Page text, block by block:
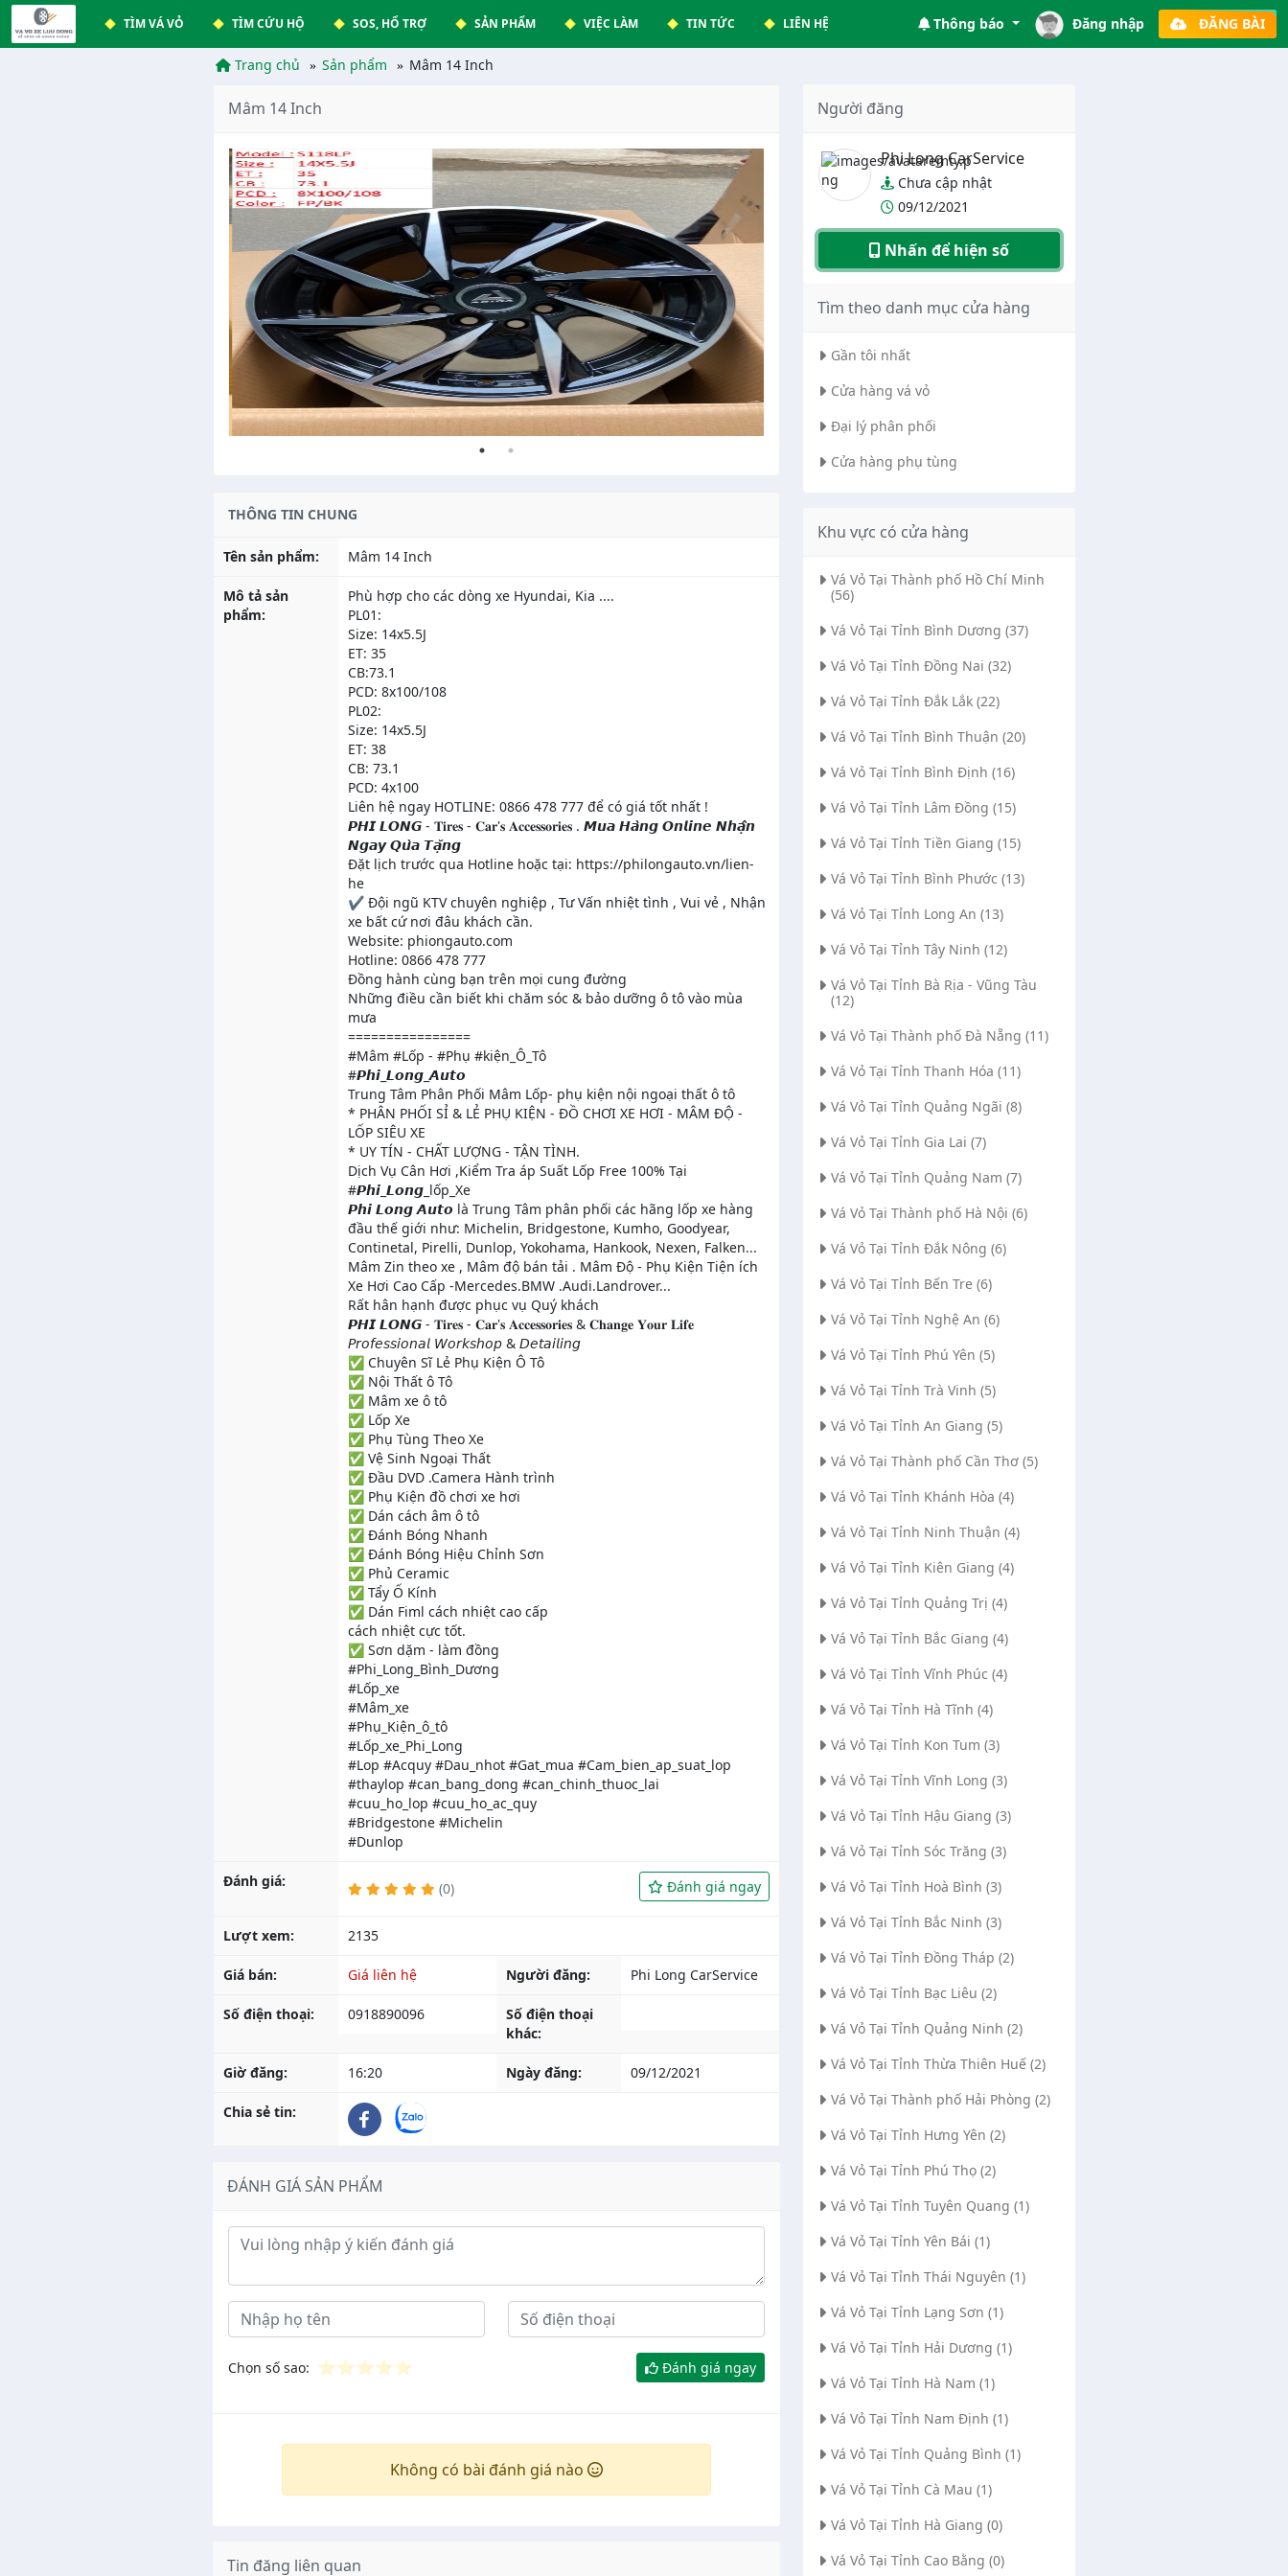
TÌM VÁ VỎ TÌM CỨU HỘ SOS, HỔ TRỢ SẢN PHẨM VIỆC LÀM TIN TỨC LIÊN HỆ Thông báo Đăng nhập ĐĂNG BÀI
Trang chủ Sản phẩm Mâm 14 Inch
Mâm 14 Inch
THÔNG TIN CHUNG
Tên sản phẩm: Mâm 14 Inch
Mô tả sản
phẩm:
Phù hợp cho các dòng xe Hyundai, Kia ....
PL01:
Size: 14x5.5J
ET: 35
CB:73.1
PCD: 8x100/108
PL02:
Size: 14x5.5J
ET: 38
CB: 73.1
PCD: 4x100
Liên hệ ngay HOTLINE: 0866 478 777 để có giá tốt nhất !
𝙋𝙃𝙄 𝙇𝙊𝙉𝙂 - 𝐓𝐢𝐫𝐞𝐬 - 𝐂𝐚𝐫'𝐬 𝐀𝐜𝐜𝐞𝐬𝐬𝐨𝐫𝐢𝐞𝐬 . 𝙈𝙪𝙖 𝙃𝙖̀𝙣𝙜 𝙊𝙣𝙡𝙞𝙣𝙚 𝙉𝙝𝙖̣̂𝙣
𝙉𝙜𝙖𝙮 𝙌𝙪̀𝙖 𝙏𝙖̣̆𝙣𝙜
Đặt lịch trước qua Hotline hoặc tại: https://philongauto.vn/lien-
he
✔️ Đội ngũ KTV chuyên nghiệp , Tư Vấn nhiệt tình , Vui vẻ , Nhận
xe bất cứ nơi đâu khách cần.
Website: phiongauto.com
Hotline: 0866 478 777
Đồng hành cùng bạn trên mọi cung đường
Những điều cần biết khi chăm sóc & bảo dưỡng ô tô vào mùa
mưa
================
#Mâm #Lốp - #Phụ #kiện_Ô_Tô
#𝙋𝙝𝙞_𝙇𝙤𝙣𝙜_𝘼𝙪𝙩𝙤
Trung Tâm Phân Phối Mâm Lốp- phụ kiện nội ngoại thất ô tô
* PHÂN PHỐI SỈ & LẺ PHỤ KIỆN - ĐỒ CHƠI XE HƠI - MÂM ĐỘ -
LỐP SIÊU XE
* UY TÍN - CHẤT LƯỢNG - TẬN TÌNH.
Dịch Vụ Cân Hơi ,Kiểm Tra áp Suất Lốp Free 100% Tại
#𝙋𝙝𝙞_𝙇𝙤𝙣𝙜_lốp_Xe
𝙋𝙝𝙞 𝙇𝙤𝙣𝙜 𝘼𝙪𝙩𝙤 là Trung Tâm phân phối các hãng lốp xe hàng
đầu thế giới như: Michelin, Bridgestone, Kumho, Goodyear,
Continetal, Pirelli, Dunlop, Yokohama, Hankook, Nexen, Falken...
Mâm Zin theo xe , Mâm độ bán tải . Mâm Độ - Phụ Kiện Tiện ích
Xe Hơi Cao Cấp -Mercedes.BMW .Audi.Landrover...
Rất hân hạnh được phục vụ Quý khách
𝙋𝙃𝙄 𝙇𝙊𝙉𝙂 - 𝐓𝐢𝐫𝐞𝐬 - 𝐂𝐚𝐫'𝐬 𝐀𝐜𝐜𝐞𝐬𝐬𝐨𝐫𝐢𝐞𝐬 & 𝐂𝐡𝐚𝐧𝐠𝐞 𝐘𝐨𝐮𝐫 𝐋𝐢𝐟𝐞
𝘗𝘳𝘰𝘧𝘦𝘴𝘴𝘪𝘰𝘯𝘢𝘭 𝘞𝘰𝘳𝘬𝘴𝘩𝘰𝘱 & 𝘋𝘦𝘵𝘢𝘪𝘭𝘪𝘯𝘨
✅ Chuyên Sĩ Lẻ Phụ Kiện Ô Tô
✅ Nội Thất ô Tô
✅ Mâm xe ô tô
✅ Lốp Xe
✅ Phụ Tùng Theo Xe
✅ Vệ Sinh Ngoại Thất
✅ Đầu DVD .Camera Hành trình
✅ Phụ Kiện đồ chơi xe hơi
✅ Dán cách âm ô tô
✅ Đánh Bóng Nhanh
✅ Đánh Bóng Hiệu Chỉnh Sơn
✅ Phủ Ceramic
✅ Tẩy Ố Kính
✅ Dán Fiml cách nhiệt cao cấp
cách nhiệt cực tốt.
✅ Sơn dặm - làm đồng
#Phi_Long_Bình_Dương
#Lốp_xe
#Mâm_xe
#Phụ_Kiện_ô_tô
#Lốp_xe_Phi_Long
#Lop #Acquy #Dau_nhot #Gat_mua #Cam_bien_ap_suat_lop
#thaylop #can_bang_dong #can_chinh_thuoc_lai
#cuu_ho_lop #cuu_ho_ac_quy
#Bridgestone #Michelin
#Dunlop
Đánh giá: (0) Đánh giá ngay
Lượt xem: 2135
Giá bán: Giá liên hệ Người đăng: Phi Long CarService
Số điện thoại: 0918890096
Số điện thoại
khác:
Giờ đăng: 16:20 Ngày đăng: 09/12/2021
Chia sẻ tin:
ĐÁNH GIÁ SẢN PHẨM
Ý kiến đánh giá
Chọn số sao: ⭐⭐⭐⭐⭐ Đánh giá ngay
Không có bài đánh giá nào
Tin đăng liên quan
Người đăng
Phi Long CarService
Chưa cập nhật
09/12/2021
Nhấn để hiện số
Tìm theo danh mục cửa hàng
Gần tôi nhất
Cửa hàng vá vỏ
Đại lý phân phối
Cửa hàng phụ tùng
Khu vực có cửa hàng
Vá Vỏ Tại Thành phố Hồ Chí Minh
(56)
Vá Vỏ Tại Tỉnh Bình Dương (37)
Vá Vỏ Tại Tỉnh Đồng Nai (32)
Vá Vỏ Tại Tỉnh Đắk Lắk (22)
Vá Vỏ Tại Tỉnh Bình Thuận (20)
Vá Vỏ Tại Tỉnh Bình Định (16)
Vá Vỏ Tại Tỉnh Lâm Đồng (15)
Vá Vỏ Tại Tỉnh Tiền Giang (15)
Vá Vỏ Tại Tỉnh Bình Phước (13)
Vá Vỏ Tại Tỉnh Long An (13)
Vá Vỏ Tại Tỉnh Tây Ninh (12)
Vá Vỏ Tại Tỉnh Bà Rịa - Vũng Tàu
(12)
Vá Vỏ Tại Thành phố Đà Nẵng (11)
Vá Vỏ Tại Tỉnh Thanh Hóa (11)
Vá Vỏ Tại Tỉnh Quảng Ngãi (8)
Vá Vỏ Tại Tỉnh Gia Lai (7)
Vá Vỏ Tại Tỉnh Quảng Nam (7)
Vá Vỏ Tại Thành phố Hà Nội (6)
Vá Vỏ Tại Tỉnh Đắk Nông (6)
Vá Vỏ Tại Tỉnh Bến Tre (6)
Vá Vỏ Tại Tỉnh Nghệ An (6)
Vá Vỏ Tại Tỉnh Phú Yên (5)
Vá Vỏ Tại Tỉnh Trà Vinh (5)
Vá Vỏ Tại Tỉnh An Giang (5)
Vá Vỏ Tại Thành phố Cần Thơ (5)
Vá Vỏ Tại Tỉnh Khánh Hòa (4)
Vá Vỏ Tại Tỉnh Ninh Thuận (4)
Vá Vỏ Tại Tỉnh Kiên Giang (4)
Vá Vỏ Tại Tỉnh Quảng Trị (4)
Vá Vỏ Tại Tỉnh Bắc Giang (4)
Vá Vỏ Tại Tỉnh Vĩnh Phúc (4)
Vá Vỏ Tại Tỉnh Hà Tĩnh (4)
Vá Vỏ Tại Tỉnh Kon Tum (3)
Vá Vỏ Tại Tỉnh Vĩnh Long (3)
Vá Vỏ Tại Tỉnh Hậu Giang (3)
Vá Vỏ Tại Tỉnh Sóc Trăng (3)
Vá Vỏ Tại Tỉnh Hoà Bình (3)
Vá Vỏ Tại Tỉnh Bắc Ninh (3)
Vá Vỏ Tại Tỉnh Đồng Tháp (2)
Vá Vỏ Tại Tỉnh Bạc Liêu (2)
Vá Vỏ Tại Tỉnh Quảng Ninh (2)
Vá Vỏ Tại Tỉnh Thừa Thiên Huế (2)
Vá Vỏ Tại Thành phố Hải Phòng (2)
Vá Vỏ Tại Tỉnh Hưng Yên (2)
Vá Vỏ Tại Tỉnh Phú Thọ (2)
Vá Vỏ Tại Tỉnh Tuyên Quang (1)
Vá Vỏ Tại Tỉnh Yên Bái (1)
Vá Vỏ Tại Tỉnh Thái Nguyên (1)
Vá Vỏ Tại Tỉnh Lạng Sơn (1)
Vá Vỏ Tại Tỉnh Hải Dương (1)
Vá Vỏ Tại Tỉnh Hà Nam (1)
Vá Vỏ Tại Tỉnh Nam Định (1)
Vá Vỏ Tại Tỉnh Quảng Bình (1)
Vá Vỏ Tại Tỉnh Cà Mau (1)
Vá Vỏ Tại Tỉnh Hà Giang (0)
Vá Vỏ Tại Tỉnh Cao Bằng (0)